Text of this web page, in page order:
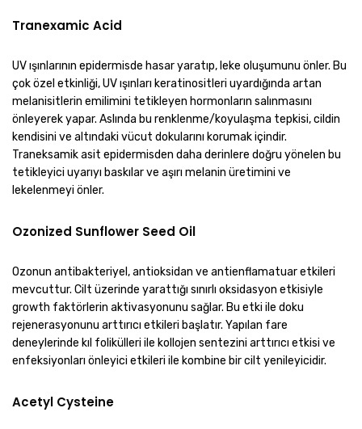
Tranexamic Acid
UV ışınlarının epidermisde hasar yaratıp, leke oluşumunu önler. Bu
çok özel etkinliği, UV ışınları keratinositleri uyardığında artan
melanisitlerin emilimini tetikleyen hormonların salınmasını
önleyerek yapar. Aslında bu renklenme/koyulaşma tepkisi, cildin
kendisini ve altındaki vücut dokularını korumak içindir.
Traneksamik asit epidermisden daha derinlere doğru yönelen bu
tetikleyici uyarıyı baskılar ve aşırı melanin üretimini ve
lekelenmeyi önler.
Ozonized Sunflower Seed Oil
Ozonun antibakteriyel, antioksidan ve antienflamatuar etkileri
mevcuttur. Cilt üzerinde yarattığı sınırlı oksidasyon etkisiyle
growth faktörlerin aktivasyonunu sağlar. Bu etki ile doku
rejenerasyonunu arttırıcı etkileri başlatır. Yapılan fare
deneylerinde kıl folikülleri ile kollojen sentezini arttırıcı etkisi ve
enfeksiyonları önleyici etkileri ile kombine bir cilt yenileyicidir.
Acetyl Cysteine